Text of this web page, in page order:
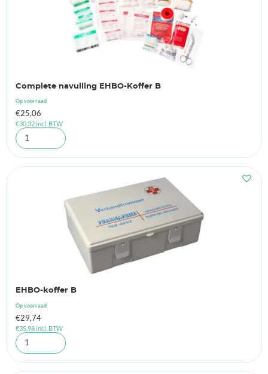
Complete navulling EHBO-Koffer B
Op voorraad
€25,06
€30,32incl. BTW
EHBO-koffer B
Op voorraad
€29,74
€35,98incl. BTW